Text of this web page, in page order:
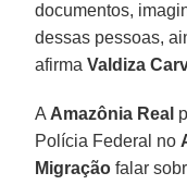
documentos,
dessas pessoas,
afirmaValdiza
A Amazônia Real
Polícia Federal no
Migração falar